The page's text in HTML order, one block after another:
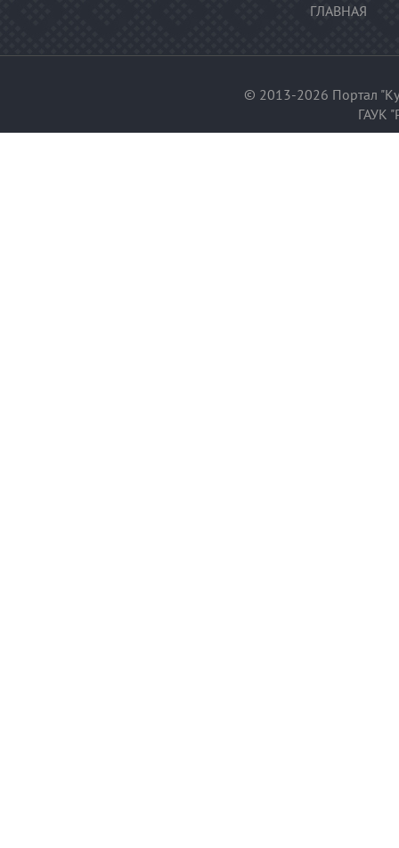
ГЛАВНАЯ
© 2013-2026 Портал
ГАУК